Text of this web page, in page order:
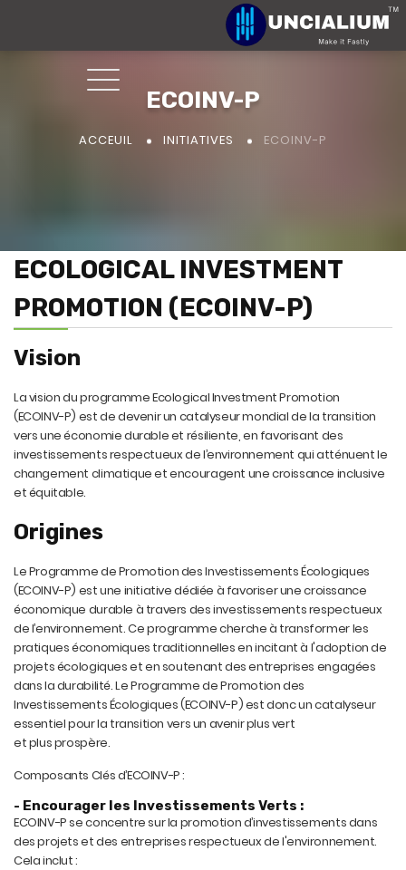
ECOINV-P
ACCEUIL INITIATIVES ECOINV-P
ECOLOGICAL INVESTMENT
PROMOTION (ECOINV-P)
Vision
La vision du programme Ecological Investment Promotion
(ECOINV-P) est de devenir un catalyseur mondial de la transition
vers une économie durable et résiliente, en favorisant des
investissements respectueux de l’environnement qui atténuent le
changement climatique et encouragent une croissance inclusive
et équitable.
Origines
Le Programme de Promotion des Investissements Écologiques
(ECOINV-P) est une initiative dédiée à favoriser une croissance
économique durable à travers des investissements respectueux
de l’environnement. Ce programme cherche à transformer les
pratiques économiques traditionnelles en incitant à l'adoption de
projets écologiques et en soutenant des entreprises engagées
dans la durabilité. Le Programme de Promotion des
Investissements Écologiques (ECOINV-P) est donc un catalyseur
essentiel pour la transition vers un avenir plus vert
et plus prospère.
Composants Clés d’ECOINV-P :
- Encourager les Investissements Verts :
ECOINV-P se concentre sur la promotion d’investissements dans
des projets et des entreprises respectueux de l'environnement.
Cela inclut :